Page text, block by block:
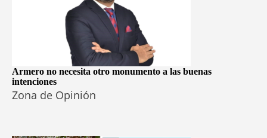
Armero no necesita otro monumento a las buenas
intenciones
Zona de Opinión